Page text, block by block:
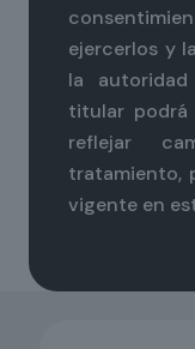
ejercerlos y
la
titular podrá
reflejar
tratamiento,
vigente en